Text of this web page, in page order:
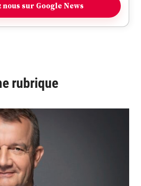
nous sur Google News
rubrique